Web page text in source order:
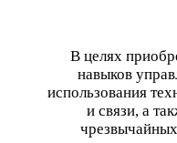
В целях
навыков
использования
и связи, а